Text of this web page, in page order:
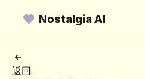
Nostalgia AI
返回